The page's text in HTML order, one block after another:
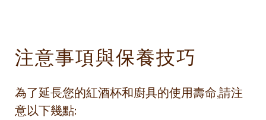
注意事項與保養技巧
為了延長您的紅酒杯和廚具的使用壽命,請注
意以下幾點: